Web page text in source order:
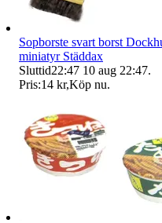
Sopborste svart borst
miniatyr Städdax
Sluttid22:47 10 aug 22:47.
Pris:14 kr,Köp nu.